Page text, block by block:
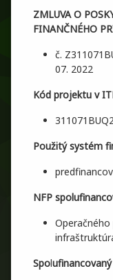
ZMLUVA O
FINANČNÉHO
č.
07. 2022
Kód projektu v
Použitý systém
NFP
Spol